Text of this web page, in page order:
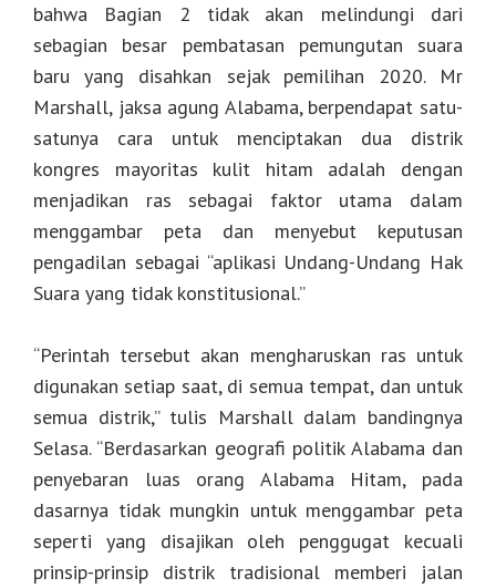
bahwa Bagian 2 tidak akan melindungi dari
sebagian besar pembatasan pemungutan suara
baru yang disahkan sejak pemilihan 2020. Mr
Marshall, jaksa agung Alabama, berpendapat satu-
satunya cara untuk menciptakan dua distrik
kongres mayoritas kulit hitam adalah dengan
menjadikan ras sebagai faktor utama dalam
menggambar peta dan menyebut keputusan
pengadilan sebagai “aplikasi Undang-Undang Hak
Suara yang tidak konstitusional.”
“Perintah tersebut akan mengharuskan ras untuk
digunakan setiap saat, di semua tempat, dan untuk
semua distrik,” tulis Marshall dalam bandingnya
Selasa. “Berdasarkan geografi politik Alabama dan
penyebaran luas orang Alabama Hitam, pada
dasarnya tidak mungkin untuk menggambar peta
seperti yang disajikan oleh penggugat kecuali
prinsip-prinsip distrik tradisional memberi jalan